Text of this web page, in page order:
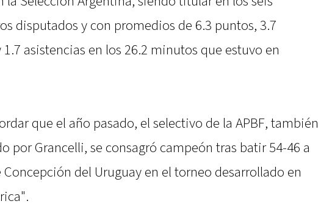
disputados y con promedios de 6.3 puntos, 3.7
1.7 asistencias en los 26.2 minutos que estuvo en
que el año pasado, el selectivo de la APBF, también
por Grancelli, se consagró campeón tras batir 54-46 a
Concepción del Uruguay en el torneo desarrollado en